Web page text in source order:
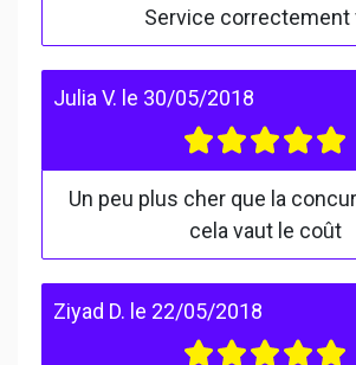
Service correctement
Julia V. le 30/05/2018
Un peu plus cher que la
cela vaut le coût
Ziyad D. le 22/05/2018